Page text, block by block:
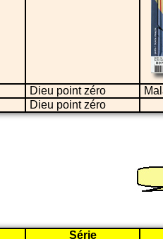
Dieu point zéro
Dieu point zéro
Série